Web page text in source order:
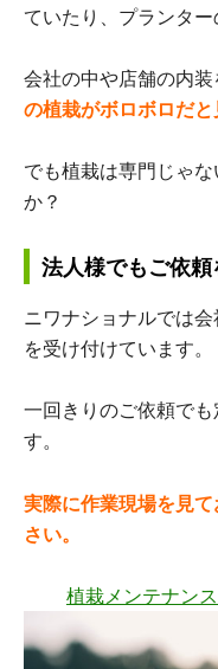
ていたり、プランタ
会社の中や店舗の内装
の植栽がボロボロだ
でも植栽は専門じゃ
か？
法人様でもご依頼
ニワナショナルでは
を受け付けています。
一回きりのご依頼で
す。
実際に作業現場を見
さい。
植栽メンテナン